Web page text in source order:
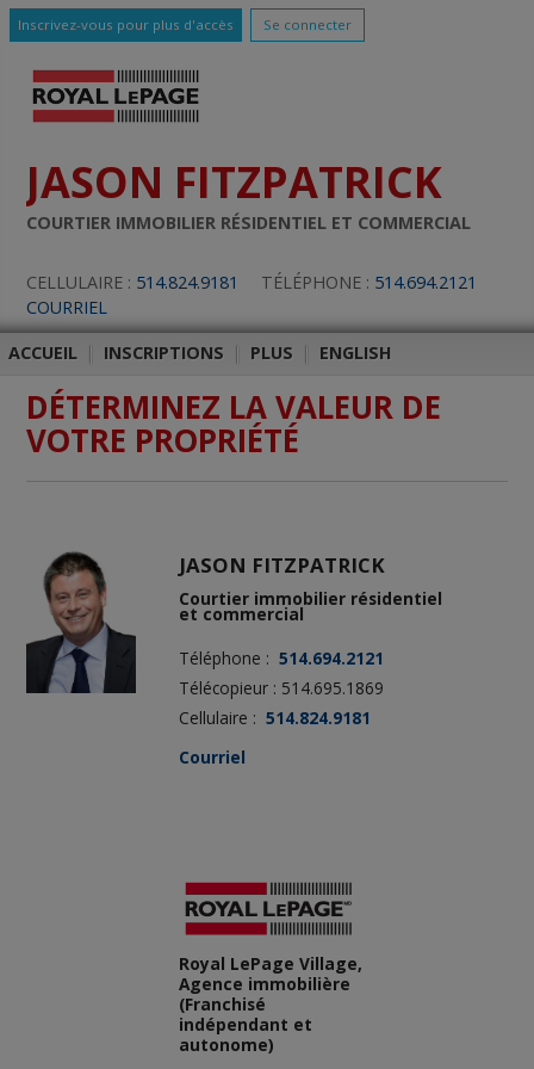
Inscrivez-vous pour plus d'accès Se connecter
JASON FITZPATRICK
COURTIER IMMOBILIER RÉSIDENTIEL ET COMMERCIAL
CELLULAIRE : 514.824.9181 TÉLÉPHONE : 514.694.2121
COURRIEL
ACCUEIL INSCRIPTIONS PLUS ENGLISH
DÉTERMINEZ LA VALEUR DE
VOTRE PROPRIÉTÉ
JASON FITZPATRICK
Courtier immobilier résidentiel
et commercial
Téléphone :514.694.2121
Télécopieur : 514.695.1869
Cellulaire :514.824.9181
Courriel
Royal LePage Village,
Agence immobilière
(Franchisé
indépendant et
autonome)